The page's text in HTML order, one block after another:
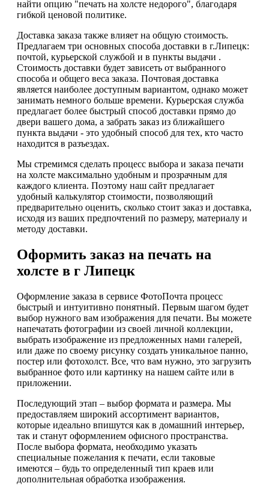
найти опцию "печать на холсте недорого", благодаря
гибкой ценовой политике.
Доставка заказа также влияет на общую стоимость.
Предлагаем три основных способа доставки в г.Липецк:
почтой, курьерской службой и в пункты выдачи .
Стоимость доставки будет зависеть от выбранного
способа и общего веса заказа. Почтовая доставка
является наиболее доступным вариантом, однако может
занимать немного больше времени. Курьерская служба
предлагает более быстрый способ доставки прямо до
двери вашего дома, а забрать заказ из ближайшего
пункта выдачи - это удобный способ для тех, кто часто
находится в разъездах.
Мы стремимся сделать процесс выбора и заказа печати
на холсте максимально удобным и прозрачным для
каждого клиента. Поэтому наш сайт предлагает
удобный калькулятор стоимости, позволяющий
предварительно оценить, сколько стоит заказ и доставка,
исходя из ваших предпочтений по размеру, материалу и
методу доставки.
Оформить заказ на печать на
холсте в г Липецк
Оформление заказа в сервисе ФотоПочта процесс
быстрый и интуитивно понятный. Первым шагом будет
выбор нужного вам изображения для печати. Вы можете
напечатать фотографии из своей личной коллекции,
выбрать изображение из предложенных нами галерей,
или даже по своему рисунку создать уникальное панно,
постер или фотохолст. Все, что вам нужно, это загрузить
выбранное фото или картинку на нашем сайте или в
приложении.
Последующий этап – выбор формата и размера. Мы
предоставляем широкий ассортимент вариантов,
которые идеально впишутся как в домашний интерьер,
так и станут оформлением офисного пространства.
После выбора формата, необходимо указать
специальные пожелания к печати, если таковые
имеются – будь то определенный тип краев или
дополнительная обработка изображения.